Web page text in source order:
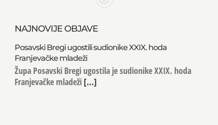
NAJNOVIJE OBJAVE
Posavski Bregi ugostili sudionike XXIX. hoda
Franjevačke mladeži
Župa Posavski Bregi ugostila je sudionike XXIX. hoda
Franjevačke mladeži [...]